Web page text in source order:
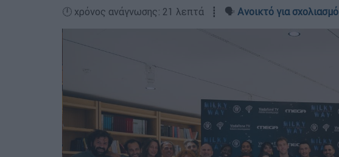
🕛 χρόνος ανάγνωσης: 21 λεπτά ┋ 🗣️ Ανοικτό για σχολιασμό